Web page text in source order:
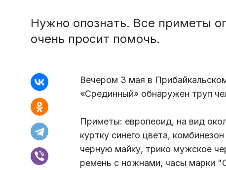
Нужно опознать. Все приметы
очень просит помочь.
Вечером 3 мая в
«Срединный» обнаружен труп
Приметы: европеоид, на вид
куртку синего цвета,
черную майку, трико мужское
ремень с ножнами, часы марки